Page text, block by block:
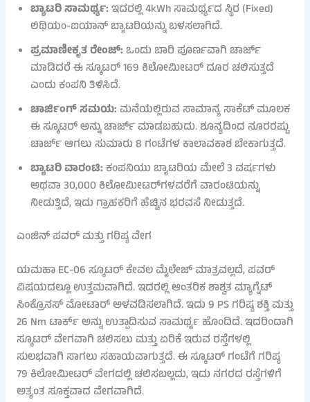
ಬ್ಯಾಟರಿ ಸಾಮರ್ಥ್ಯ:ಇದರಲ್ಲಿ 4kWh ಸಾಮರ್ಥ್ಯದ ಸ್ಥಿರ (Fixed)
ಲಿಥಿಯಂ-ಐಯಾನ್ ಬ್ಯಾಟರಿಯನ್ನು ಬಳಸಲಾಗಿದೆ.
ಪ್ರಮಾಣೀಕೃತ ರೇಂಜ್:ಒಂದು ಬಾರಿ ಪೂರ್ಣವಾಗಿ ಚಾರ್ಜ್
ಮಾಡಿದರೆ ಈ ಸ್ಕೂಟರ್ 169 ಕಿಲೋಮೀಟರ್ ದೂರ ಚಲಿಸುತ್ತದೆ
ಎಂದು ಕಂಪನಿ ತಿಳಿಸಿದೆ.
ಚಾರ್ಜಿಂಗ್ ಸಮಯ:ಮನೆಯಲ್ಲಿರುವ ಸಾಮಾನ್ಯ ಸಾಕೆಟ್ ಮೂಲಕ
ಈ ಸ್ಕೂಟರ್ ಅನ್ನು ಚಾರ್ಜ್ ಮಾಡಬಹುದು. ಶೂನ್ಯದಿಂದ ನೂರರಷ್ಟು
ಚಾರ್ಜ್ ಆಗಲು ಸುಮಾರು 8 ಗಂಟೆಗಳ ಕಾಲಾವಕಾಶ ಬೇಕಾಗುತ್ತದೆ.
ಬ್ಯಾಟರಿ ವಾರಂಟಿ:ಕಂಪನಿಯು ಬ್ಯಾಟರಿಯ ಮೇಲೆ 3 ವರ್ಷಗಳು
ಅಥವಾ 30,000 ಕಿಲೋಮೀಟರ್‌ಗಳವರೆಗೆ ವಾರಂಟಿಯನ್ನು
ನೀಡುತ್ತಿದೆ, ಇದು ಗ್ರಾಹಕರಿಗೆ ಹೆಚ್ಚಿನ ಭರವಸೆ ನೀಡುತ್ತದೆ.
ಎಂಜಿನ್ ಪವರ್ ಮತ್ತು ಗರಿಷ್ಠ ವೇಗ
ಯಮಹಾ EC-06 ಸ್ಕೂಟರ್ ಕೇವಲ ಮೈಲೇಜ್ ಮಾತ್ರವಲ್ಲದೆ, ಪವರ್
ವಿಷಯದಲ್ಲೂ ಉತ್ತಮವಾಗಿದೆ. ಇದರಲ್ಲಿ ಆಂತರಿಕ ಶಾಶ್ವತ ಮ್ಯಾಗ್ನೆಟ್
ಸಿಂಕ್ರೊನಸ್ ಮೋಟಾರ್ ಅಳವಡಿಸಲಾಗಿದೆ. ಇದು 9 PS ಗರಿಷ್ಠ ಶಕ್ತಿ ಮತ್ತು
26 Nm ಟಾರ್ಕ್ ಅನ್ನು ಉತ್ಪಾದಿಸುವ ಸಾಮರ್ಥ್ಯ ಹೊಂದಿದೆ. ಇದರಿಂದಾಗಿ
ಸ್ಕೂಟರ್ ವೇಗವಾಗಿ ಚಲಿಸಲು ಮತ್ತು ಏರಿಕೆ ಇರುವ ರಸ್ತೆಗಳಲ್ಲಿ
ಸುಲಭವಾಗಿ ಸಾಗಲು ಸಹಾಯವಾಗುತ್ತದೆ. ಈ ಸ್ಕೂಟರ್ ಗಂಟೆಗೆ ಗರಿಷ್ಠ
79 ಕಿಲೋಮೀಟರ್ ವೇಗದಲ್ಲಿ ಚಲಿಸಬಲ್ಲದು, ಇದು ನಗರದ ರಸ್ತೆಗಳಿಗೆ
ಅತ್ಯಂತ ಸೂಕ್ತವಾದ ವೇಗವಾಗಿದೆ.